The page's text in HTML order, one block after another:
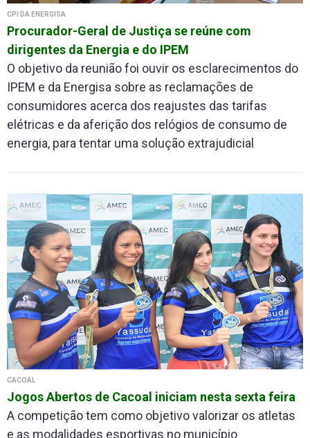
CPI DA ENERGISA
Procurador-Geral de Justiça se reúne com
dirigentes da Energia e do IPEM
O objetivo da reunião foi ouvir os esclarecimentos do
IPEM e da Energisa sobre as reclamações de
consumidores acerca dos reajustes das tarifas
elétricas e da aferição dos relógios de consumo de
energia, para tentar uma solução extrajudicial
CACOAL
Jogos Abertos de Cacoal iniciam nesta sexta feira
A competição tem como objetivo valorizar os atletas
e as modalidades esportivas no município